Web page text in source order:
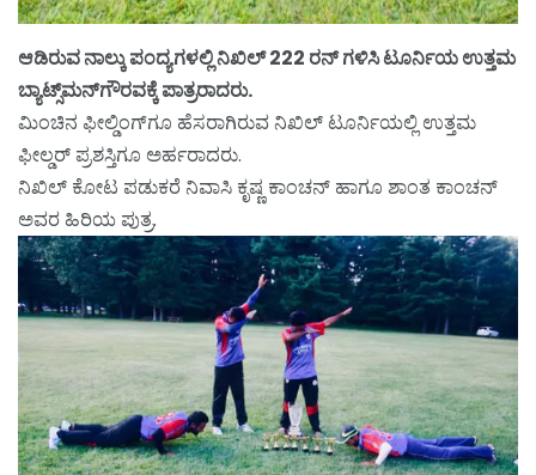
ಆಡಿರುವ ನಾಲ್ಕು ಪಂದ್ಯಗಳಲ್ಲಿ ನಿಖಿಲ್ 222 ರನ್ ಗಳಿಸಿ ಟೂರ್ನಿಯ ಉತ್ತಮ
ಬ್ಯಾಟ್ಸ್‌ಮನ್‌ಗೌರವಕ್ಕೆ ಪಾತ್ರರಾದರು.
ಮಿಂಚಿನ ಫೀಲ್ಡಿಂಗ್‌ಗೂ ಹೆಸರಾಗಿರುವ ನಿಖಿಲ್ ಟೂರ್ನಿಯಲ್ಲಿ ಉತ್ತಮ
ಫೀಲ್ಡರ್ ಪ್ರಶಸ್ತಿಗೂ ಅರ್ಹರಾದರು.
ನಿಖಿಲ್ ಕೋಟ ಪಡುಕರೆ ನಿವಾಸಿ ಕೃಷ್ಣ ಕಾಂಚನ್ ಹಾಗೂ ಶಾಂತ ಕಾಂಚನ್
ಅವರ ಹಿರಿಯ ಪುತ್ರ.